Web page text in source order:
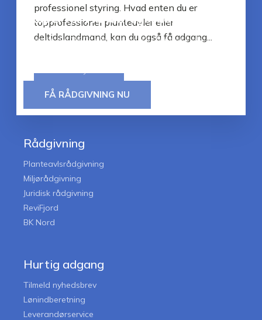
professionel styring. Hvad enten du er
topprofessionel planteavler eller
deltidslandmand, kan du også få adgang...
LÆS MERE
Eksperter i landbrugsrådgivning
Vi giver dig 360° rådgivning. Du får det hele
FÅ RÅDGIVNING NU
Rådgivning
Planteavlsrådgivning
Miljørådgivning
Juridisk rådgivning
ReviFjord
BK Nord
Hurtig adgang
Tilmeld nyhedsbrev
Lønindberetning
Leverandørservice